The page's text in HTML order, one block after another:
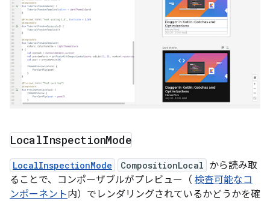
LocalInspectionMode
LocalInspectionMode CompositionLocal から読み取
ることで、コンポーザブルがプレビュー（ 検査可能なコ
ンポーネント内）でレンダリングされているかどうかを確